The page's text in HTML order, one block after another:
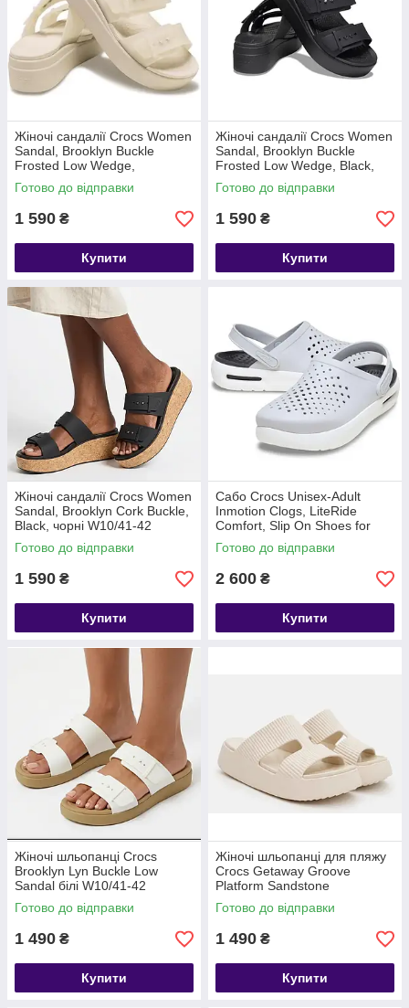
Жіночі сандалії Crocs Women
Sandal, Brooklyn Buckle
Frosted Low Wedge,
Sandstone, бежево-прозорий
W9/39-40
Готово до відправки
1 590 ₴
Купити
Жіночі сандалії Crocs Women
Sandal, Brooklyn Buckle
Frosted Low Wedge, Black,
чорні
Готово до відправки
1 590 ₴
Купити
Жіночі сандалії Crocs Women
Sandal, Brooklyn Cork Buckle,
Black, чорні W10/41-42
Готово до відправки
1 590 ₴
Купити
Сабо Crocs Unisex-Adult
Inmotion Clogs, LiteRide
Comfort, Slip On Shoes for
Women and Men, Atmosphere
Готово до відправки
2 600 ₴
Купити
Жіночі шльопанці Crocs
Brooklyn Lyn Buckle Low
Sandal білі W10/41-42
Готово до відправки
1 490 ₴
Купити
Жіночі шльопанці для пляжу
Crocs Getaway Groove
Platform Sandstone
Готово до відправки
1 490 ₴
Купити